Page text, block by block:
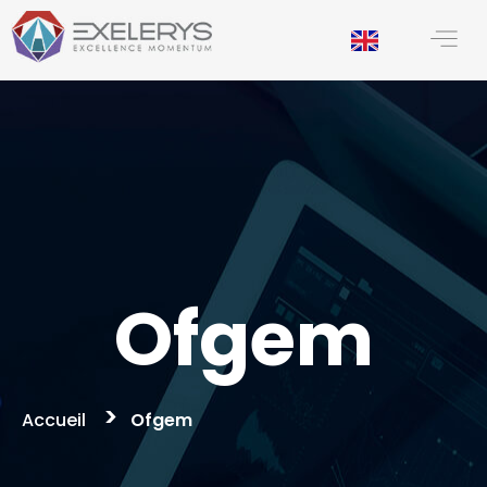
principal
Ofgem
Accueil > Ofgem